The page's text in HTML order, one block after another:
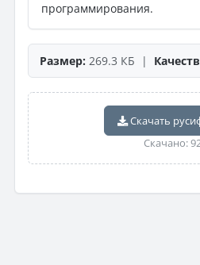
программирования.
Размер: 269.3 КБ |
Скачать
Скачано: